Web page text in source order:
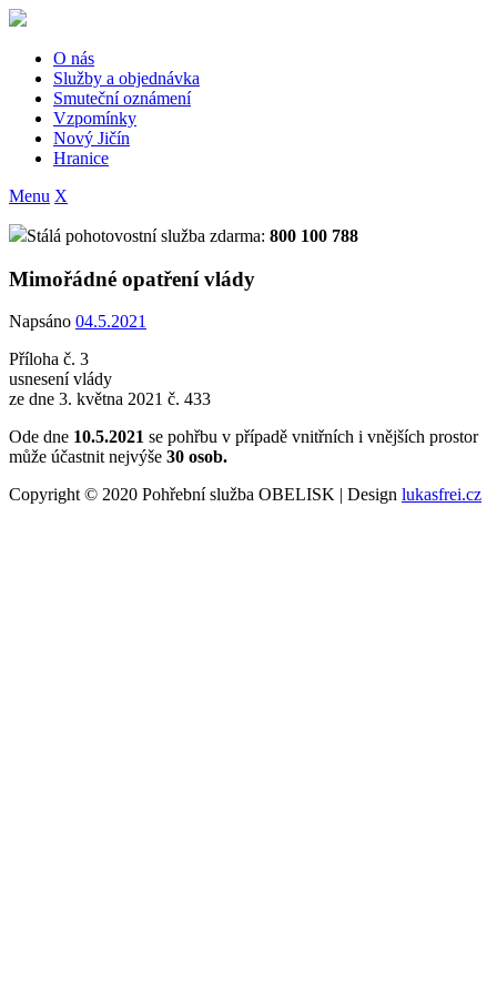
Skip
contentO nás
Služby a objednávka
Smuteční oznámení
Vzpomínky
Nový Jičín
Hranice
Menu X
Stálá pohotovostní služba zdarma: 800 100 788
Mimořádné opatření vlády
Napsáno 04.5.2021
Příloha č. 3
usnesení vlády
ze dne 3. května 2021 č. 433
Ode dne 10.5.2021 se pohřbu v případě vnitřních i vnějších prostor
může účastnit nejvýše 30 osob.
Copyright © 2020 Pohřební služba OBELISK | Design lukasfrei.cz